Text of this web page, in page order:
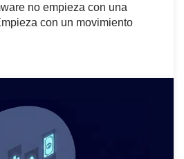
no empieza con una
con un movimiento